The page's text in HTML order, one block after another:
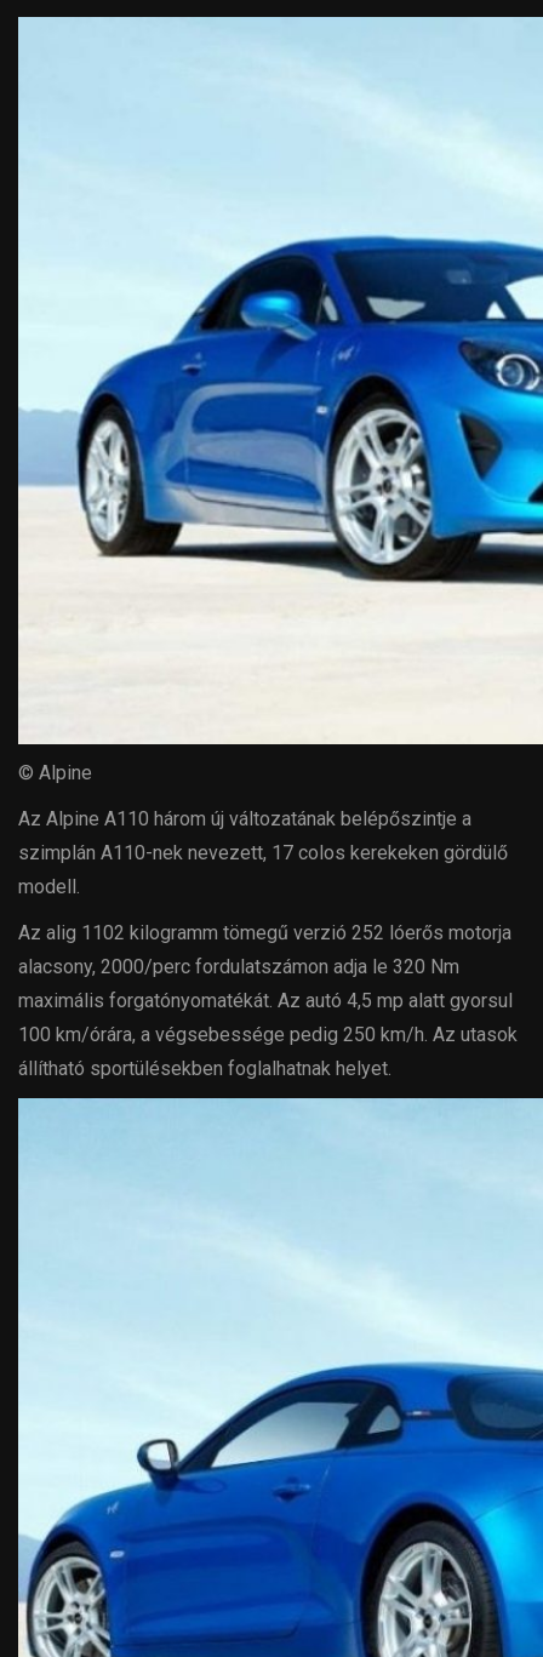
© Alpine
Az Alpine A110 három új változatának belépőszintje a
szimplán A110-nek nevezett, 17 colos kerekeken gördülő
modell.
Az alig 1102 kilogramm tömegű verzió 252 lóerős motorja
alacsony, 2000/perc fordulatszámon adja le 320 Nm
maximális forgatónyomatékát. Az autó 4,5 mp alatt gyorsul
100 km/órára, a végsebessége pedig 250 km/h. Az utasok
állítható sportülésekben foglalhatnak helyet.